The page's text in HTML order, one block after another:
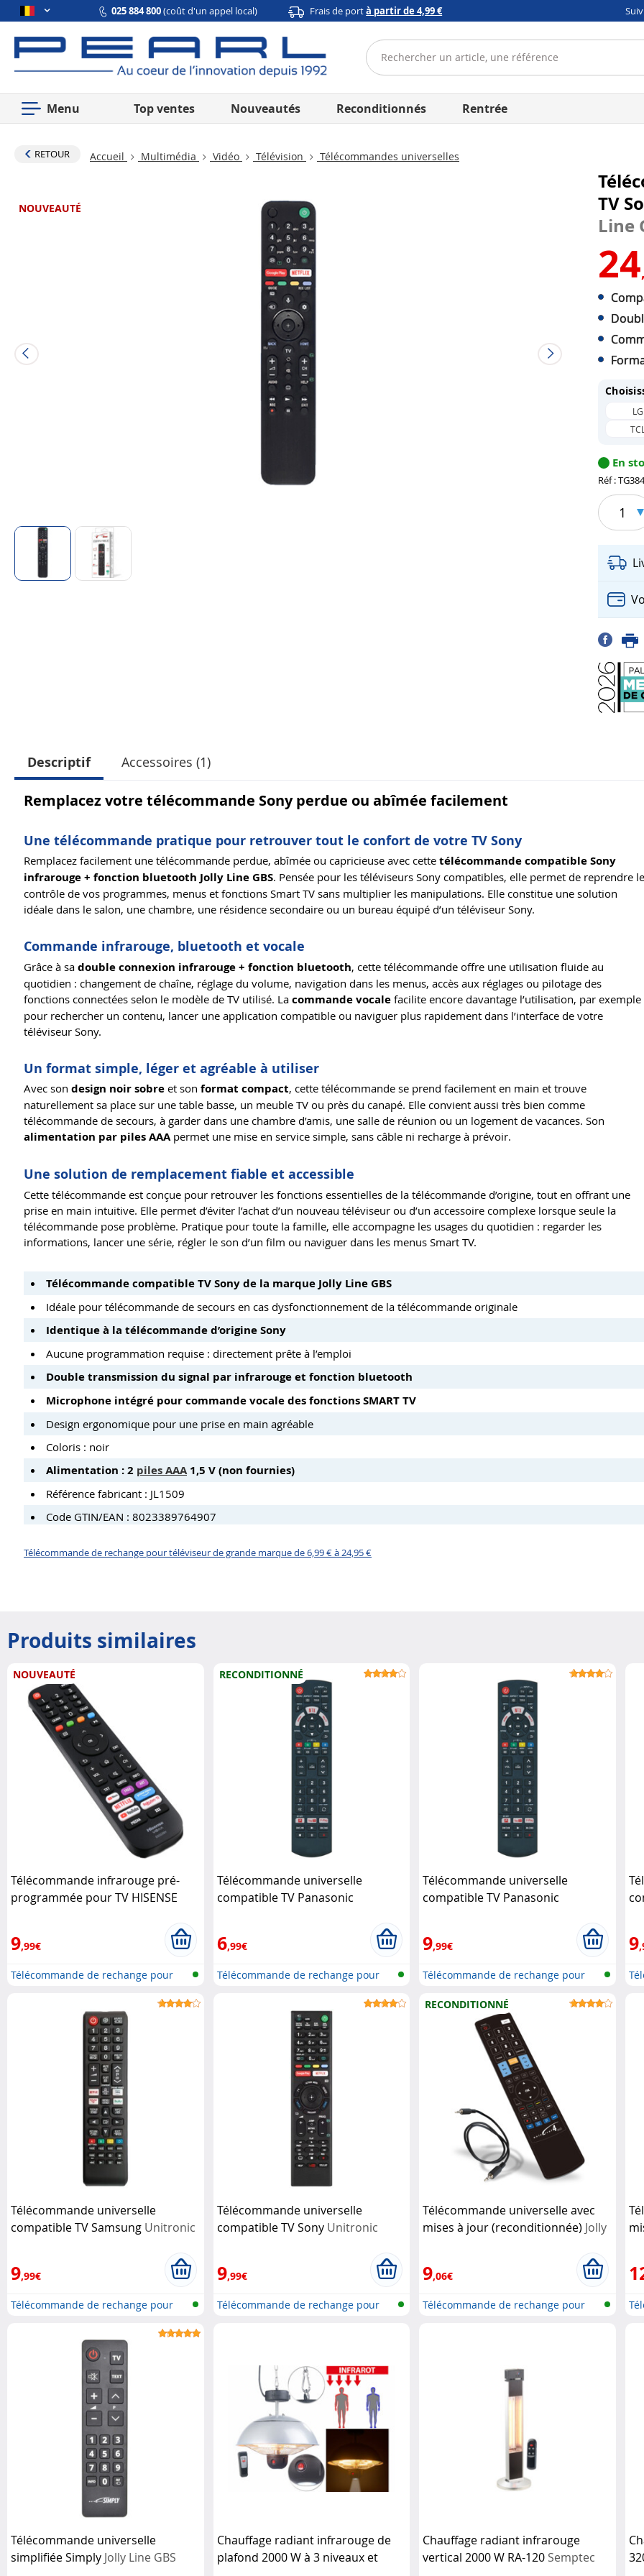
025 884 800(coût d'un appel local) Frais de portà partir de 4,99 €
Menu Top ventes Nouveautés Reconditionnés Rentrée
RETOUR Accueil Multimédia Vidéo Télévision Télécommandes universelles
NOUVEAUTÉ
TV
Line
24
LG
En
Réf :
1
Descriptif Accessoires (1)
Remplacez votre télécommande Sony perdue ou abîmée facilement
Une télécommande pratique pour retrouver tout le confort de votre TV Sony
Remplacez facilement une télécommande perdue, abîmée ou capricieuse avec cette télécommande compatible Sony
infrarouge + fonction bluetooth Jolly Line GBS. Pensée pour les téléviseurs Sony compatibles, elle permet de reprendre le
contrôle de vos programmes, menus et fonctions Smart TV sans multiplier les manipulations. Elle constitue une solution
idéale dans le salon, une chambre, une résidence secondaire ou un bureau équipé d’un téléviseur Sony.
Commande infrarouge, bluetooth et vocale
Grâce à sa double connexion infrarouge + fonction bluetooth, cette télécommande offre une utilisation fluide au
quotidien : changement de chaîne, réglage du volume, navigation dans les menus, accès aux réglages ou pilotage des
fonctions connectées selon le modèle de TV utilisé. La commande vocale facilite encore davantage l’utilisation, par exemple
pour rechercher un contenu, lancer une application compatible ou naviguer plus rapidement dans l’interface de votre
téléviseur Sony.
Un format simple, léger et agréable à utiliser
Avec son design noir sobre et son format compact, cette télécommande se prend facilement en main et trouve
naturellement sa place sur une table basse, un meuble TV ou près du canapé. Elle convient aussi très bien comme
télécommande de secours, à garder dans une chambre d’amis, une salle de réunion ou un logement de vacances. Son
alimentation par piles AAApermet une mise en service simple, sans câble ni recharge à prévoir.
Une solution de remplacement fiable et accessible
Cette télécommande est conçue pour retrouver les fonctions essentielles de la télécommande d’origine, tout en offrant une
prise en main intuitive. Elle permet d’éviter l’achat d’un nouveau téléviseur ou d’un accessoire complexe lorsque seule la
télécommande pose problème. Pratique pour toute la famille, elle accompagne les usages du quotidien : regarder les
informations, lancer une série, régler le son d’un film ou naviguer dans les menus Smart TV.
Télécommande compatible TV Sony de la marque Jolly Line GBS
Idéale pour télécommande de secours en cas dysfonctionnement de la télécommande originale
Identique à la télécommande d’origine Sony
Aucune programmation requise : directement prête à l’emploi
Double transmission du signal par infrarouge et fonction bluetooth
Microphone intégré pour commande vocale des fonctions SMART TV
Design ergonomique pour une prise en main agréable
Coloris : noir
Alimentation : 2 piles AAA1,5 V (non fournies)
Référence fabricant : JL1509
Code GTIN/EAN : 8023389764907
Télécommande de rechange pour téléviseur de grande marque de 6,99 € à 24,95 €
Produits similaires
NOUVEAUTÉ
Télécommande infrarouge pré-
programmée pour TV HISENSE
9,99€
Télécommande de rechange pour
RECONDITIONNÉ
Télécommande universelle
compatible TV Panasonic
6,99€
Télécommande de rechange pour
Télécommande universelle
compatible TV Panasonic
9,99€
Télécommande de rechange pour
9
Télécommande universelle
compatible TV Samsung Unitronic
9,99€
Télécommande de rechange pour
Télécommande universelle
compatible TV Sony Unitronic
9,99€
Télécommande de rechange pour
RECONDITIONNÉ
Télécommande universelle avec
mises à jour (reconditionnée) Jolly
9,06€
Télécommande de rechange pour
Télécommande universelle
simplifiée Simply Jolly Line GBS
Chauffage radiant infrarouge de
plafond 2000 W à 3 niveaux et
Chauffage radiant infrarouge
vertical 2000 W RA-120 Semptec